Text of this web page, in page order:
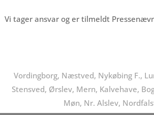
Vi tager ansvar og er tilmeldt
Vordingborg, Næstved, Nykøbing F.,
Stensved, Ørslev, Mern, Kalvehave,
Møn, Nr. Alslev,